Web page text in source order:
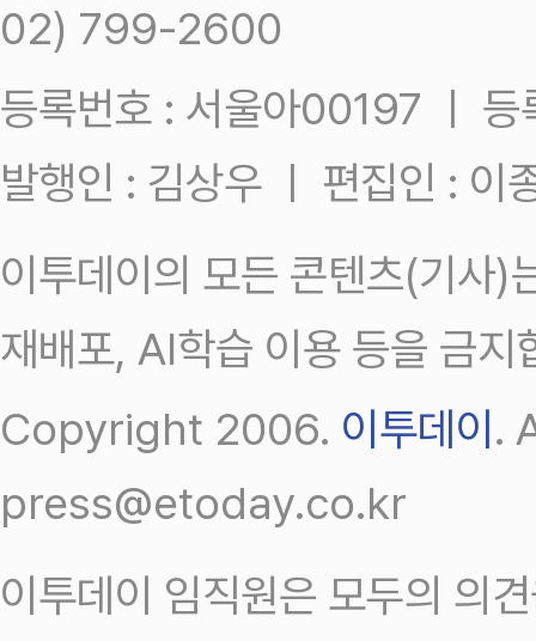
02) 799-2600
등록번호 : 서울아00197 ㅣ
발행인 : 김상우 ㅣ 편집인 : 이
이투데이의 모든 콘텐츠(기사)
재배포, AI학습 이용 등을 금지
Copyright 2006. 이투데이 .
press@etoday.co.kr
이투데이 임직원은 모두의 의